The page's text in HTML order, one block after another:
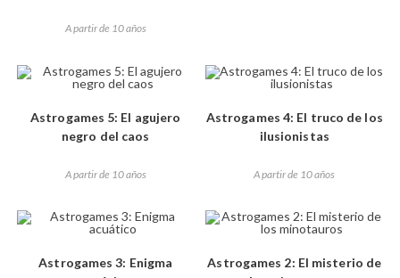
A partir de 10 años
Astrogames 5: El agujero
negro del caos
A partir de 10 años
Astrogames 4: El truco de los
ilusionistas
A partir de 10 años
Astrogames 3: Enigma
Astrogames 2: El misterio de